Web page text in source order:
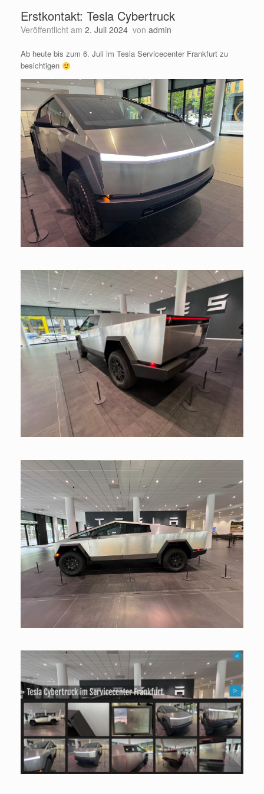
Erstkontakt: Tesla Cybertruck
Veröffentlicht am 2. Juli 2024 von admin
Ab heute bis zum 6. Juli im Tesla Servicecenter Frankfurt zu
besichtigen